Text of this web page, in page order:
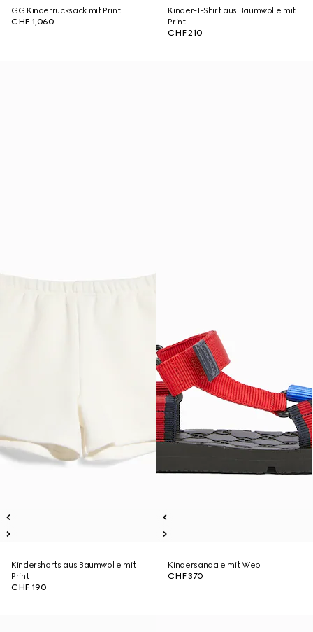
GG Kinderrucksack mit Print
CHF 1,060
Kinder-T-Shirt aus Baumwolle mit
Print
CHF 210
Kindershorts aus Baumwolle mit
Print
CHF 190
Kindersandale mit Web
CHF 370